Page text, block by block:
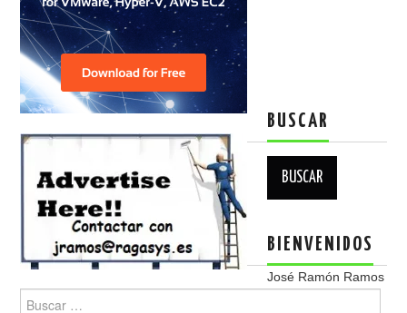
BUSCAR
BIENVENIDOS
José Ramón Ramos